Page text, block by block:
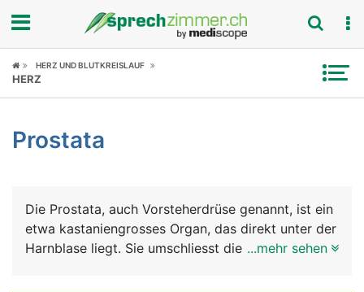
Fokus
Symptome
News
HERZ UND BLUTKREISLAUF
HERZ
Prostata
Die Prostata, auch Vorsteherdrüse genannt, ist ein
etwa kastaniengrosses Organ, das direkt unter der
Harnblase liegt. Sie umschliesst die Harnröhre
...mehr sehen